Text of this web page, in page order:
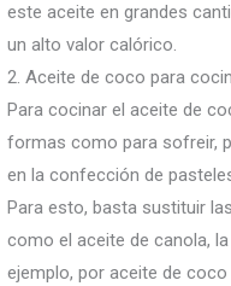
este aceite en grandes
un alto valor calórico.
2. Aceite de coco para
Para cocinar el aceite de
formas como para sofreir,
en la confección de
Para esto, basta sustituir
como el aceite de canola,
ejemplo, por aceite de